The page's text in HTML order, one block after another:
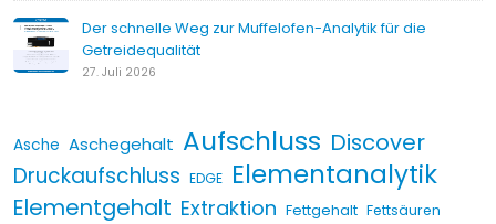
Der schnelle Weg zur Muffelofen-Analytik für die
Getreidequalität
27. Juli 2026
Asche Aschegehalt Aufschluss Discover
Druckaufschluss EDGE Elementanalytik
Elementgehalt Extraktion Fettgehalt Fettsäuren